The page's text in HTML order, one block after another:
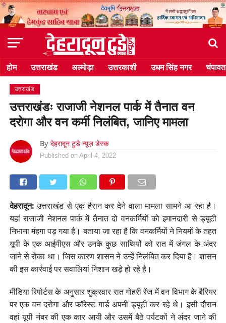
होम उत्तराखंड अल्मोड़ा उत्तरकाशी उधम सिंह नगर चंपावत
उत्तराखंड
उत्तराखंडः राजाजी नेशनल पार्क में तैनात वन
दरोगा और वन कर्मी निलंबित, जानिए मामला
By देहरादून टुडे न्यूज़ डेस्क
Published on April 4, 2022
देहरादून:उत्तराखंड से एक हैरान कर देने वाला मामला सामने आ रहा है।
यहां राजाजी नेशनल पार्क में तैनात दो वनकर्मियों को इमानदारी से ड्यूटी
निभाना मंहगा पड़ गया है। बताया जा रहा है कि वनकर्मियों ने नियमों के तहत
यूपी के एक आईपीएस और उनके कुछ साथियों को रात में जंगल के अंदर
जाने से रोका था। जिस कारण शासन ने उन्हें निलंबित कर दिया है। शासन
की इस कार्रवाई पर सवालियां निशान खड़े हो रहे है।
मीडिया रिपोर्टस के अनुसार शुक्रवार रात गोहरी रेंज में वन विभाग के बैरियर
पर एक वन दरोगा और फॉरेस्ट गार्ड अपनी ड्यूटी कर रहे थे। इसी दौरान
वहां यूपी नंबर की एक कार आयी और उसमें बैठे पर्यटकों ने अंदर जाने की